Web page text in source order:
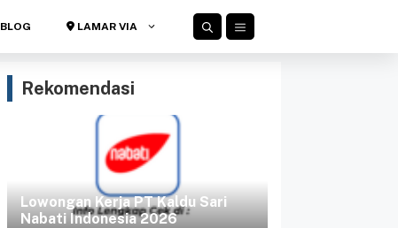
BLOG LAMAR VIA
Rekomendasi
Lowongan Kerja PT Kaldu Sari
Nabati Indonesia 2026